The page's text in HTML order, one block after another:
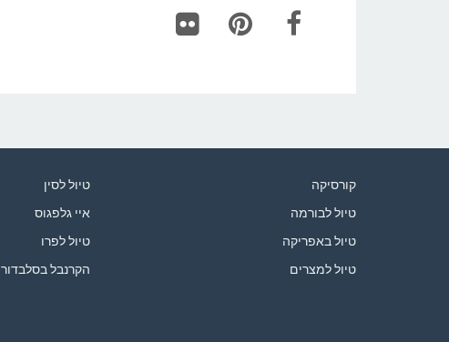
קורסיקה
טיול לבורמה
טיול באפריקה
טיול למצרים
טיול לסין
איי גלפגוס
טיול לפרו
הקרנבל בסלבדור